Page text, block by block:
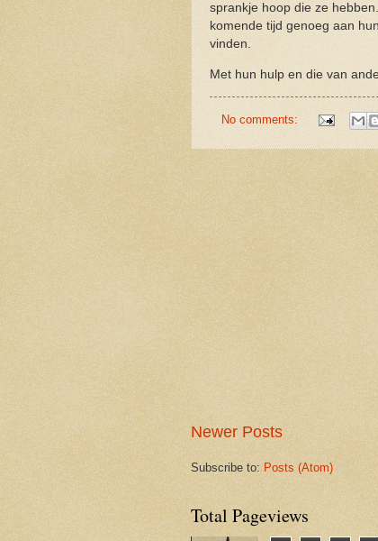
sprankje hoop die ze
komende tijd genoeg aan
vinden.
Met hun hulp en die van
No comments:
Newer Posts
Subscribe to: Posts (Atom)
Total Pageviews